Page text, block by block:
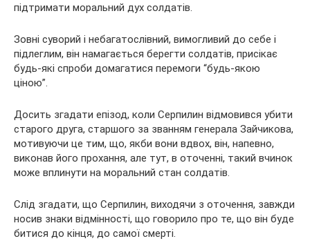
підтримати моральний дух солдатів.
Зовні суворий і небагатослівний, вимогливий до себе і
підлеглим, він намагається берегти солдатів, присікає
будь-які спроби домагатися перемоги “будь-якою
ціною”.
Досить згадати епізод, коли Серпилин відмовився убити
старого друга, старшого за званням генерала Зайчикова,
мотивуючи це тим, що, якби вони вдвох, він, напевно,
виконав його прохання, але тут, в оточенні, такий вчинок
може вплинути на моральний стан солдатів.
Слід згадати, що Серпилин, виходячи з оточення, завжди
носив знаки відмінності, що говорило про те, що він буде
битися до кінця, до самої смерті.